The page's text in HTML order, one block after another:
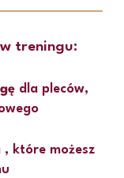
treningu:
dla pleców,
, które możesz